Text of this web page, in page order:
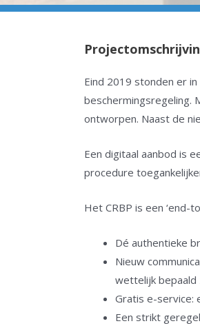
Eind 2019 stonden er
beschermingsregeling.
ontworpen. Naast de
Een digitaal aanbod is
procedure
Het CRBP is een ‘end-
Dé authentieke
Nieuw
wettelijk bepaald
Gratis e-service:
Een strikt